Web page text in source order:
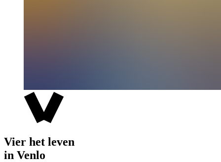
Vier het leven
in Venlo